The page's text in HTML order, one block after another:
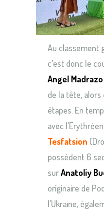
Au classement
c’est donc le
Angel Madrazo
de la tête, alors
étapes. En
avec l’Erythréen
Tesfatsion
possèdent 6
surAnatoliy
originaire de
l’Ukraine,